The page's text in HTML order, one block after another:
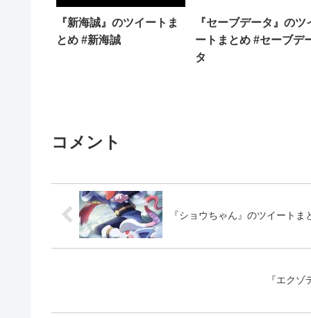
『新海誠』のツイートま
とめ #新海誠
『セーブデータ』のツ
ートまとめ #セーブデ
タ
コメント
『ショウちゃん』のツイート
『エク